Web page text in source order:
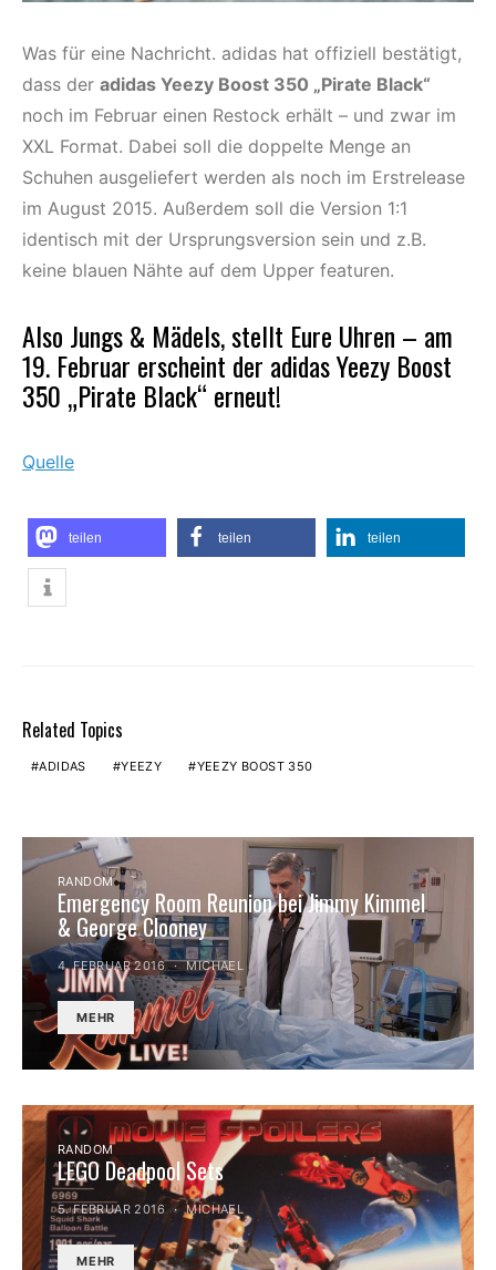
Was für eine Nachricht. adidas hat offiziell bestätigt,
dass der adidas Yeezy Boost 350 „Pirate Black“
noch im Februar einen Restock erhält – und zwar im
XXL Format. Dabei soll die doppelte Menge an
Schuhen ausgeliefert werden als noch im Erstrelease
im August 2015. Außerdem soll die Version 1:1
identisch mit der Ursprungsversion sein und z.B.
keine blauen Nähte auf dem Upper featuren.
Also Jungs & Mädels, stellt Eure Uhren – am
19. Februar erscheint der adidas Yeezy Boost
350 „Pirate Black“ erneut!
Quelle
teilen teilen teilen
Related Topics
ADIDAS YEEZY YEEZY BOOST 350
RANDOM
Emergency Room Reunion bei Jimmy Kimmel
& George Clooney
4. FEBRUAR 2016 MICHAEL
MEHR
RANDOM
LEGO Deadpool Sets
5. FEBRUAR 2016 MICHAEL
MEHR